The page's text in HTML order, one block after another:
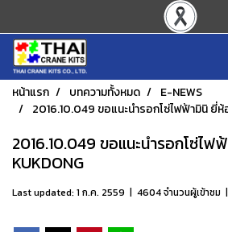
หน้าแรก บทความทั้งหมด
E-NEWS
2016.10.049 ขอแนะนำรอกโซ่ไฟฟ้ามินิ ยี่ห้
2016.10.049 ขอแนะนำรอกโซ่ไฟ
KUKDONG
Last updated: 1 ก.ค. 2559 | 4604 จำนวนผู้เข้าชม |